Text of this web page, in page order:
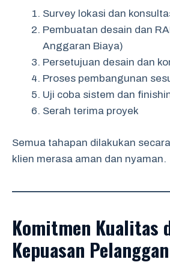
Survey lokasi dan
Pembuatan desain dan
Anggaran Biaya)
Persetujuan desain dan
Proses pembangunan
Uji coba sistem dan
Serah terima proyek
Semua tahapan dilakukan
klien merasa aman dan nyaman.
Komitmen Kualitas
Kepuasan Pelanggan